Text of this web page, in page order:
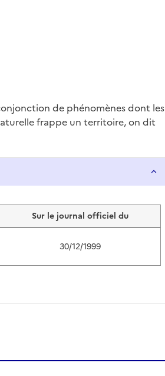
de phénomènes dont les
frappe un territoire, on dit
Sur le journal officiel du
30/12/1999